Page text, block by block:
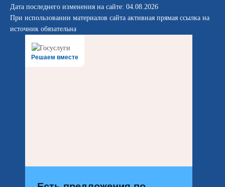
Дата последнего изменения на сайте: 04.08.2026
При использовании материалов сайта активная прямая ссылка на
источник обязательна
Решаем вместе